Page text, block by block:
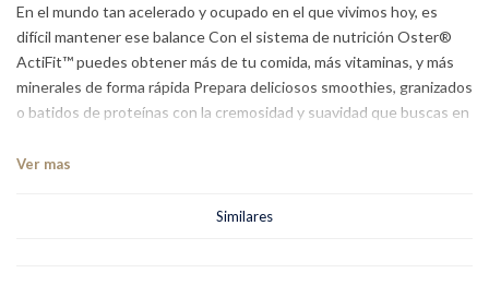
En el mundo tan acelerado y ocupado en el que vivimos hoy, es
difícil mantener ese balance Con el sistema de nutrición Oster®
ActiFit™ puedes obtener más de tu comida, más vitaminas, y más
minerales de forma rápida Prepara deliciosos smoothies, granizados
o batidos de proteínas con la cremosidad y suavidad que buscas en
ofrece los beneficios de una licuadora con un diseño personal
es muy fácil de limpiar Mezcla las bebidas directamente en el vaso
Ver mas
Similares